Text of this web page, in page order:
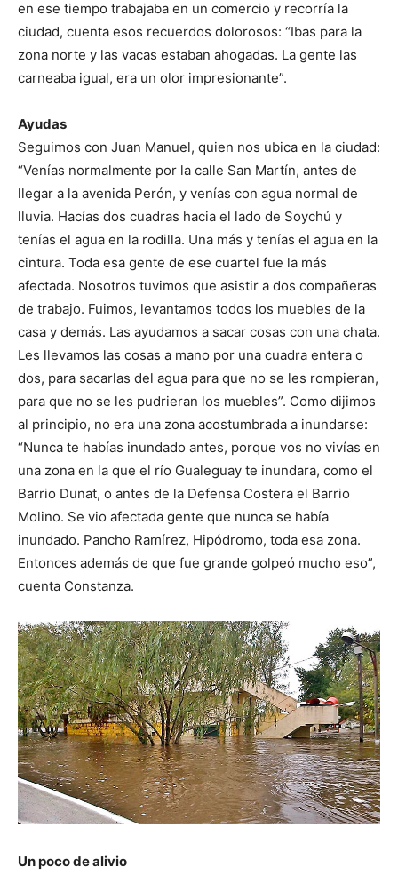
en ese tiempo trabajaba en un comercio y recorría la
ciudad, cuenta esos recuerdos dolorosos: “Ibas para la
zona norte y las vacas estaban ahogadas. La gente las
carneaba igual, era un olor impresionante”.
Ayudas
Seguimos con Juan Manuel, quien nos ubica en la ciudad:
“Venías normalmente por la calle San Martín, antes de
llegar a la avenida Perón, y venías con agua normal de
lluvia. Hacías dos cuadras hacia el lado de Soychú y
tenías el agua en la rodilla. Una más y tenías el agua en la
cintura. Toda esa gente de ese cuartel fue la más
afectada. Nosotros tuvimos que asistir a dos compañeras
de trabajo. Fuimos, levantamos todos los muebles de la
casa y demás. Las ayudamos a sacar cosas con una chata.
Les llevamos las cosas a mano por una cuadra entera o
dos, para sacarlas del agua para que no se les rompieran,
para que no se les pudrieran los muebles”. Como dijimos
al principio, no era una zona acostumbrada a inundarse:
“Nunca te habías inundado antes, porque vos no vivías en
una zona en la que el río Gualeguay te inundara, como el
Barrio Dunat, o antes de la Defensa Costera el Barrio
Molino. Se vio afectada gente que nunca se había
inundado. Pancho Ramírez, Hipódromo, toda esa zona.
Entonces además de que fue grande golpeó mucho eso”,
cuenta Constanza.
Un poco de alivio